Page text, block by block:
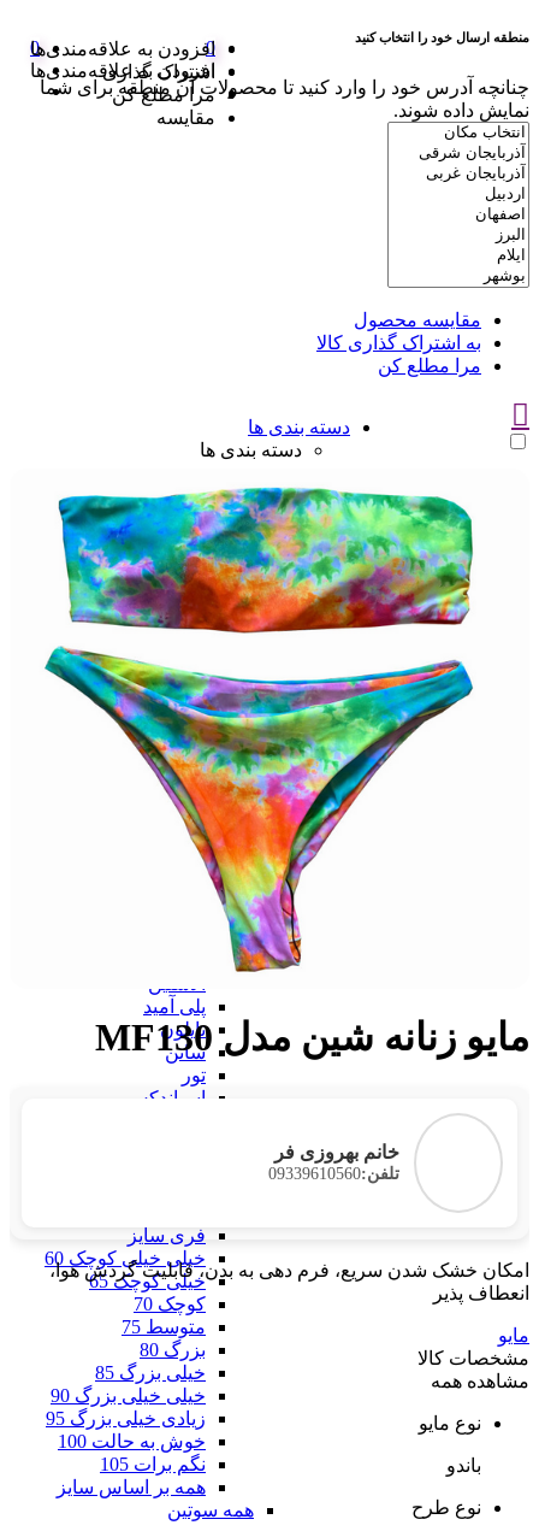
منطقه ارسال خود را انتخاب کنید
چنانچه آدرس خود را وارد کنید تا محصولات آن منطقه برای شما
نمایش داده شوند.
مقایسه محصول
به اشتراک گذاری کالا
مرا مطلع کن
0
افزودن به علاقه‌مندی‌ها
0
دسته بندی ها
دسته بندی ها
سوتین
سوتین
بر اساس نوع
بر اساس نوع
کامل
نیم تنه
توری
بی بند
از جلو باز
برالت
تراینگل
پلانج
بارداری
شیردهی
همه بر اساس نوع
بر اساس جنس
پلی آمید
نایلون
ساتن
تور
اسپاندکس
فری سایز
خیلی خیلی کوچک 60
خیلی کوچک 65
کوچک 70
متوسط 75
بزرگ 80
خیلی بزرگ 85
خیلی خیلی بزرگ 90
زیادی خیلی بزرگ 95
خوش به حالت 100
نگم برات 105
همه بر اساس سایز
همه سوتین
افزودن به علاقه‌مندی‌ها
اشتراک گذاری
مرا مطلع کن
مقایسه
مایو زنانه شین مدل MF130
خانم بهروزی فر
تلفن:09339610560
امکان خشک شدن سریع، فرم دهی به بدن، قابلیت گردش هوا،
انعطاف پذیر
مایو
مشخصات کالا
مشاهده همه
نوع مایو
باندو
نوع طرح